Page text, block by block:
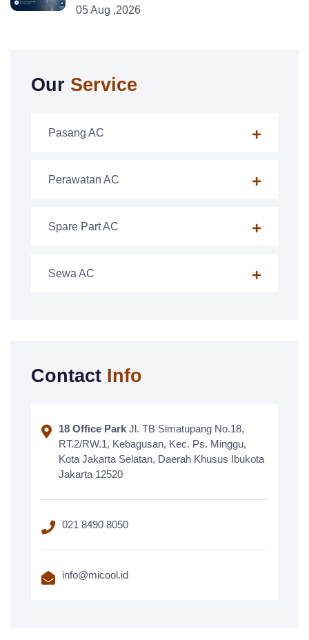
05 Aug ,2026
Our Service
Pasang AC
Perawatan AC
Spare Part AC
Sewa AC
Contact Info
18 Office Park Jl. TB Simatupang No.18,
RT.2/RW.1, Kebagusan, Kec. Ps. Minggu,
Kota Jakarta Selatan, Daerah Khusus Ibukota
Jakarta 12520
021 8490 8050
info@micool.id